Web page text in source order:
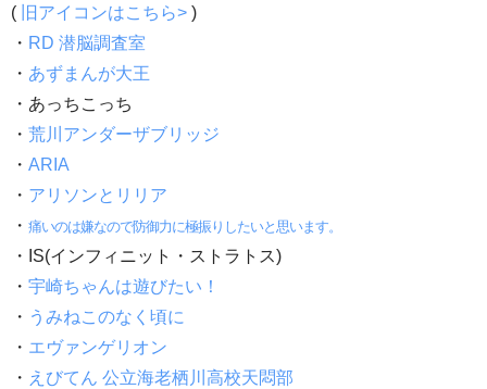
( 旧アイコンはこちら> )
・ RD 潜脳調査室
・ あずまんが大王
・あっちこっち
・ 荒川アンダーザブリッジ
・ ARIA
・ アリソンとリリア
・ 痛いのは嫌なので防御力に極振りしたいと思います。
・IS(インフィニット・ストラトス)
・ 宇崎ちゃんは遊びたい！
・ うみねこのなく頃に
・ エヴァンゲリオン
・ えびてん 公立海老栖川高校天悶部